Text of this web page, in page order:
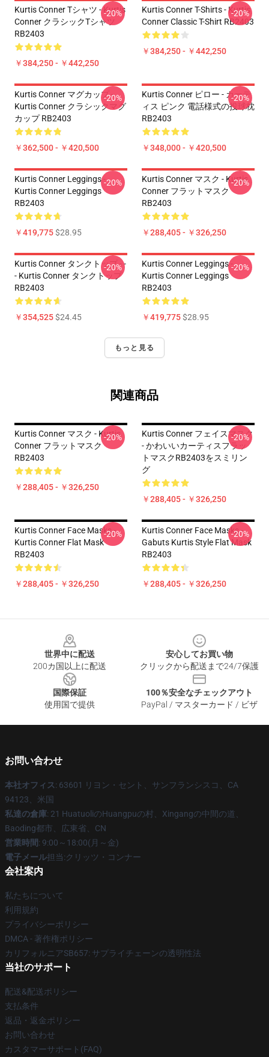
Kurtis Conner Tシャツ - Kurtis
Conner クラシックTシャツ
RB2403
￥384,250 - ￥442,250
-20%
Kurtis Conner T-Shirts - Kurtis
Conner Classic T-Shirt RB2403
￥384,250 - ￥442,250
-20%
Kurtis Conner マグカップ -
Kurtis Conner クラシックマグ
カップ RB2403
￥362,500 - ￥420,500
-20%
Kurtis Conner ピロー - カーテ
ィス ピンク 電話様式の投球枕
RB2403
￥348,000 - ￥420,500
-20%
Kurtis Conner Leggings -
Kurtis Conner Leggings
RB2403
￥419,775$28.95
-20%
Kurtis Conner マスク - Kurtis
Conner フラットマスク
RB2403
￥288,405 - ￥326,250
-20%
Kurtis Conner タンクトップ - -
- Kurtis Conner タンクトップ
RB2403
￥354,525$24.45
-20%
Kurtis Conner Leggings -
Kurtis Conner Leggings
RB2403
￥419,775$28.95
-20%
もっと見る
関連商品
Kurtis Conner マスク - Kurtis
Conner フラットマスク
RB2403
￥288,405 - ￥326,250
-20%
Kurtis Conner フェイスマスク
- かわいいカーティスフラッ
トマスクRB2403をスミリン
グ
￥288,405 - ￥326,250
-20%
Kurtis Conner Face Masks -
Kurtis Conner Flat Mask
RB2403
￥288,405 - ￥326,250
-20%
Kurtis Conner Face Masks -
Gabuts Kurtis Style Flat Mask
RB2403
￥288,405 - ￥326,250
-20%
世界中に配送
200カ国以上に配送
安心してお買い物
クリックから配送まで24/7保護
国際保証
使用国で提供
100％安全なチェックアウト
PayPal / マスターカード / ビザ
お問い合わせ
本社オフィス: 63601 リヨン・セント、サンフランシスコ、CA
94123、米国
私達の倉庫: 21 HuatuoliのHuangpuの村、Xingangの中間の道、
Baoding都市、広東省、CN
営業時間: 9:00～18:00(月～金)
電子メール担当:クリッツ・コンナー
会社案内
私たちについて
利用規約
プライバシーポリシー
DMCA - 著作権ポリシー
カリフォルニアSB657: サプライチェーンの透明性法
当社のサポート
配送&配送ポリシー
支払条件
返品・返金ポリシー
お問い合わせ
カスタマーサポート(FAQ)